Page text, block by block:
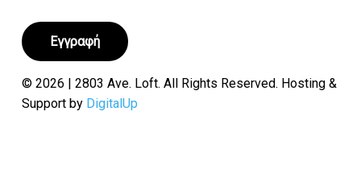
© 2026 | 2803 Ave. Loft. All Rights Reserved. Hosting &
Support by DigitalUp